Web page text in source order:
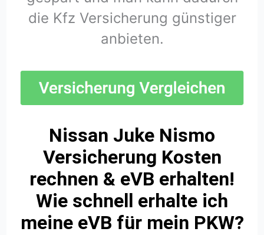
die Kfz Versicherung günstiger
anbieten.
Nissan Juke Nismo
Versicherung Kosten
rechnen & eVB erhalten!
Wie schnell erhalte ich
meine eVB für mein PKW?